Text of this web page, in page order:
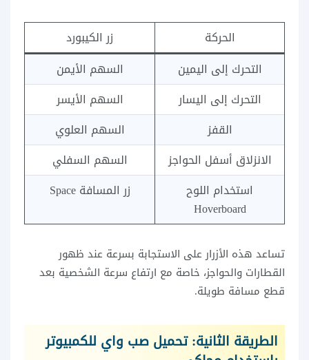
الحركة
زر الكيبورد
التحرك إلى اليمين
السهم الأيمن
التحرك إلى اليسار
السهم الأيسر
القفز
السهم العلوي
الانزلاق أسفل الحواجز
السهم السفلي
استخدام اللوح
Hoverboard
زر المسافة Space
تساعد هذه الأزرار على الاستجابة بسرعة عند ظهور
القطارات والحواجز، خاصة مع ارتفاع سرعة الشخصية بعد
قطع مسافة طويلة.
الطريقة الثانية: تحميل صب واي للكمبيوتر